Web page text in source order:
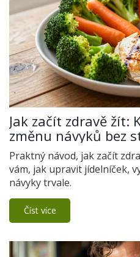
Jak začít zdravě žít:
změnu návyků bez
Praktný návod, jak začít
vám, jak upravit jídelníček,
návyky trvale.
Číst více